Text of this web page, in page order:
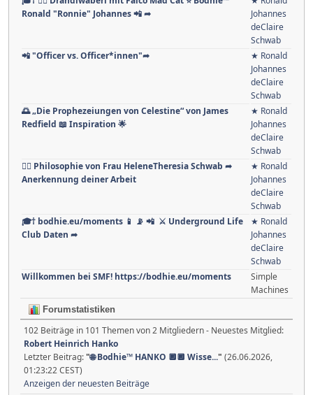
Ronald "Ronnie" Johannes 📲 ➦
Johannes
deClaire
Schwab
📲 "Officer vs. Officer*innen"➦
★ Ronald
Johannes
deClaire
Schwab
🌅 „Die Prophezeiungen von Celestine“ von James
Redfield 📖 Inspiration 🌟
★ Ronald
Johannes
deClaire
Schwab
👩‍⚕️ Philosophie von Frau HeleneTheresia Schwab ➦
Anerkennung deiner Arbeit
★ Ronald
Johannes
deClaire
Schwab
🎓† bodhie.eu/moments 📱 📡 📲 ⚔ Underground Life
Club Daten ➦
★ Ronald
Johannes
deClaire
Schwab
Willkommen bei SMF! https://bodhie.eu/moments
Simple
Machines
Forumstatistiken
102 Beiträge in 101 Themen von 2 Mitgliedern - Neuestes Mitglied:
Robert Heinrich Hanko
Letzter Beitrag:"🌐 Bodhie™ HANKO 🔲🔲 Wisse..." (26.06.2026,
01:23:22 CEST)
Anzeigen der neuesten Beiträge